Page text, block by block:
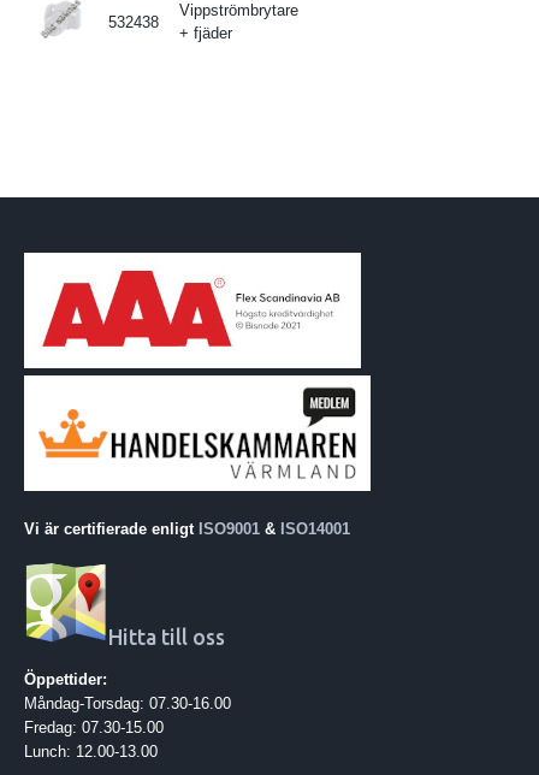
532438
Vippströmbrytare
+ fjäder
Vi är certifierade enligt ISO9001 & ISO14001
Hitta till oss
Öppettider:
Måndag-Torsdag: 07.30-16.00
Fredag: 07.30-15.00
Lunch: 12.00-13.00